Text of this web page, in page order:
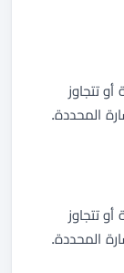
تتجاوز
المحددة.
تتجاوز
المحددة.